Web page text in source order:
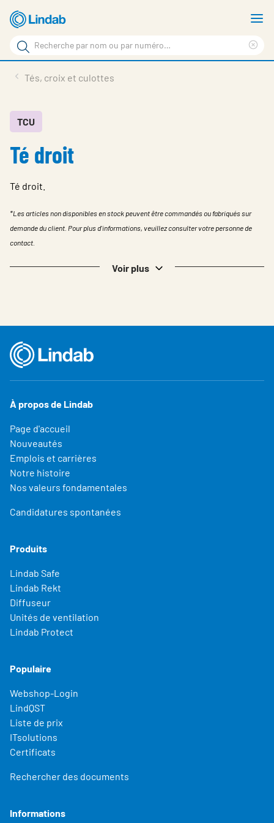
Aller
au
contenu
principal
Rechercher
Rechercher
sur
site
En vedette
À propos de Lindab
Identification
Tés, croix et culottes
TCU
Té droit
Té droit.
*Les articles non disponibles en stock peuvent être commandés ou fabriqués sur
demande du client. Pour plus d'informations, veuillez consulter votre personne de
contact.
Voir plus
À propos de Lindab
Page d'accueil
Nouveautés
Emplois et carrières
Notre histoire
Nos valeurs fondamentales
Candidatures spontanées
Produits
Lindab Safe
Lindab Rekt
Diffuseur
Unités de ventilation
Lindab Protect
Populaire
Webshop-Login
LindQST
Liste de prix
ITsolutions
Certificats
Rechercher des documents
Informations